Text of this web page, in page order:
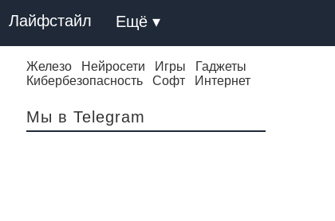
Лайфстайл Ещё ▾
Железо Нейросети Игры
Гаджеты
Кибербезопасность
Софт Интернет
Мы в Telegram